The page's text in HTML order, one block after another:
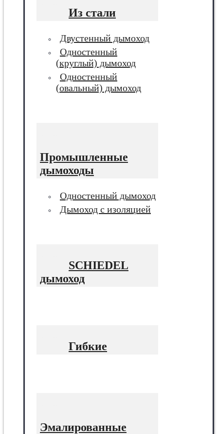
Из стали
Двустенный дымоход
Одностенный
(круглый) дымоход
Одностенный
(овальный) дымоход
Промышленные
дымоходы
Одностенный дымоход
Дымоход с изоляцией
SCHIEDEL
дымоход
Гибкие
Эмалированные